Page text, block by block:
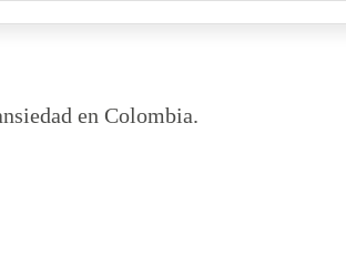
en Colombia.